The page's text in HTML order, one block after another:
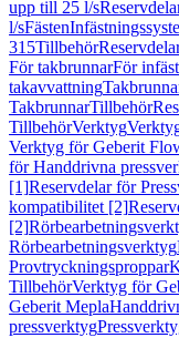
upp till 25 l/s
l/sFästen
315Tillbehör
För takbrunnarFör
takavvattning
TakbrunnarTillbehör
TillbehörVerktyg
Verktyg för Geberit
för Handdrivna
[1]Reservdelar för
kompatibilitet [2]
[2]
Rörbearbetningsverktyg
Provtryckningsproppar
TillbehörVerktyg för
Geberit Mepla
pressverktyg